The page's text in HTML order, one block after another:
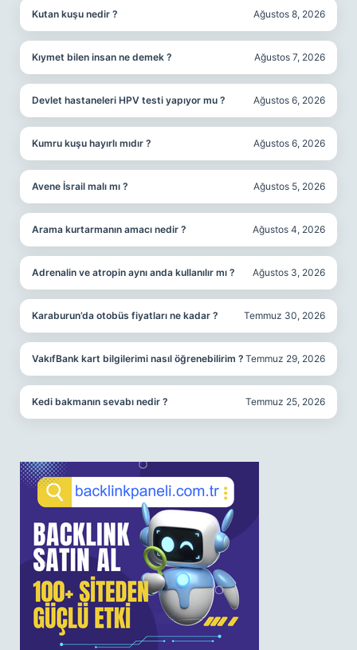
Kutan kuşu nedir ? Ağustos 8, 2026
Kıymet bilen insan ne demek ? Ağustos 7, 2026
Devlet hastaneleri HPV testi yapıyor mu ? Ağustos 6, 2026
Kumru kuşu hayırlı mıdır ? Ağustos 6, 2026
Avene İsrail malı mı ? Ağustos 5, 2026
Arama kurtarmanın amacı nedir ? Ağustos 4, 2026
Adrenalin ve atropin aynı anda kullanılır mı ? Ağustos 3, 2026
Karaburun’da otobüs fiyatları ne kadar ? Temmuz 30, 2026
VakıfBank kart bilgilerimi nasıl öğrenebilirim ? Temmuz 29, 2026
Kedi bakmanın sevabı nedir ? Temmuz 25, 2026